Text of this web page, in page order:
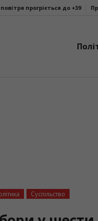
прогріється до +39 Пропав
Суспільство